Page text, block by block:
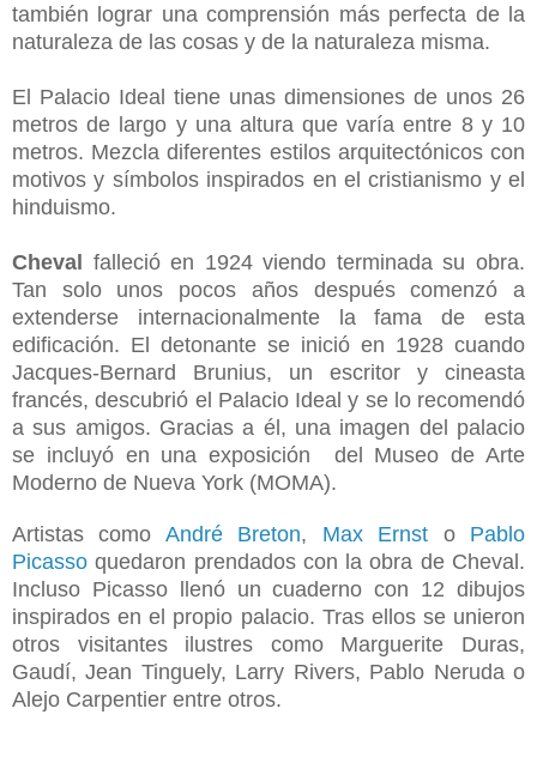
también lograr una comprensión más perfecta de la
naturaleza de las cosas y de la naturaleza misma.
El Palacio Ideal tiene unas dimensiones de unos 26
metros de largo y una altura que varía entre 8 y 10
metros. Mezcla diferentes estilos arquitectónicos con
motivos y símbolos inspirados en el cristianismo y el
hinduismo.
Cheval falleció en 1924 viendo terminada su obra.
Tan solo unos pocos años después comenzó a
extenderse internacionalmente la fama de esta
edificación. El detonante se inició en 1928 cuando
Jacques-Bernard Brunius, un escritor y cineasta
francés, descubrió el Palacio Ideal y se lo recomendó
a sus amigos. Gracias a él, una imagen del palacio
se incluyó en una exposición del Museo de Arte
Moderno de Nueva York (MOMA).
Artistas como André Breton, Max Ernst o Pablo
Picasso quedaron prendados con la obra de Cheval.
Incluso Picasso llenó un cuaderno con 12 dibujos
inspirados en el propio palacio. Tras ellos se unieron
otros visitantes ilustres como Marguerite Duras,
Gaudí, Jean Tinguely, Larry Rivers, Pablo Neruda o
Alejo Carpentier entre otros.